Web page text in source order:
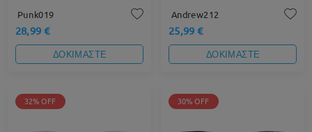
Punk019
28,99 €
ΔΟΚΙΜΑΣΤΕ
Andrew212
25,99 €
ΔΟΚΙΜΑΣΤΕ
32% OFF 30% OFF